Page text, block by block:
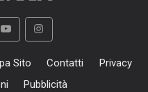
Sito Contatti
Privacy
Pubblicità